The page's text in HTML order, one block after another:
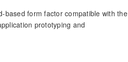
based form factor compatible with the
prototyping and